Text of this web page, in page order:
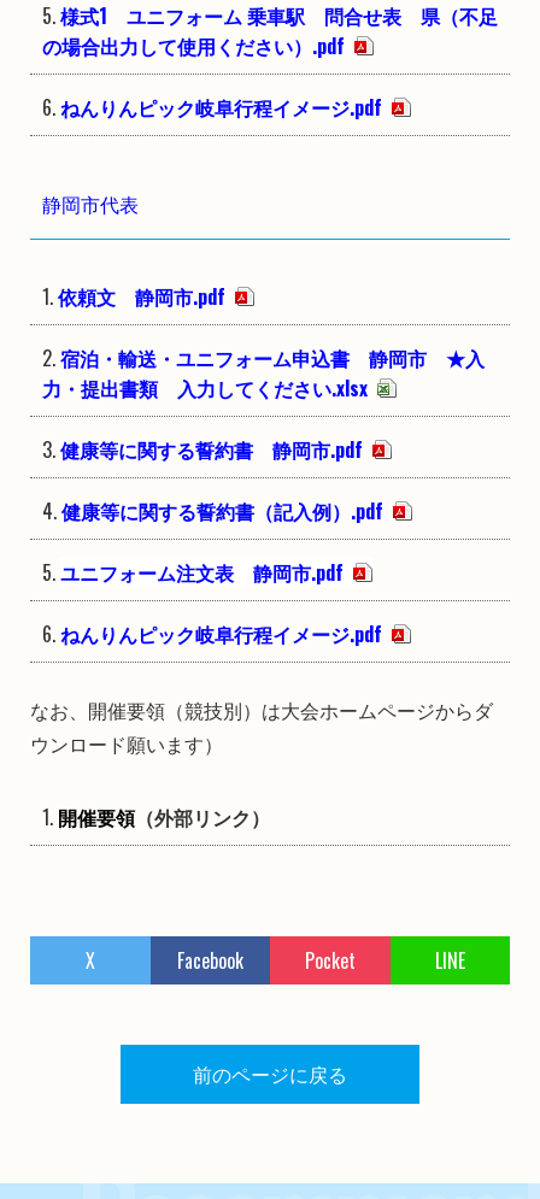
様式1 ユニフォーム 乗車駅 問合せ表 県（不足
の場合出力して使用ください）.pdf
ねんりんピック岐阜行程イメージ.pdf
静岡市代表
依頼文 静岡市.pdf
宿泊・輸送・ユニフォーム申込書 静岡市 ★入
力・提出書類 入力してください.xlsx
健康等に関する誓約書 静岡市.pdf
健康等に関する誓約書（記入例）.pdf
ユニフォーム注文表 静岡市.pdf
ねんりんピック岐阜行程イメージ.pdf
なお、開催要領（競技別）は大会ホームページからダ
ウンロード願います）
開催要領（外部リンク）
X Facebook Pocket LINE
前のページに戻る